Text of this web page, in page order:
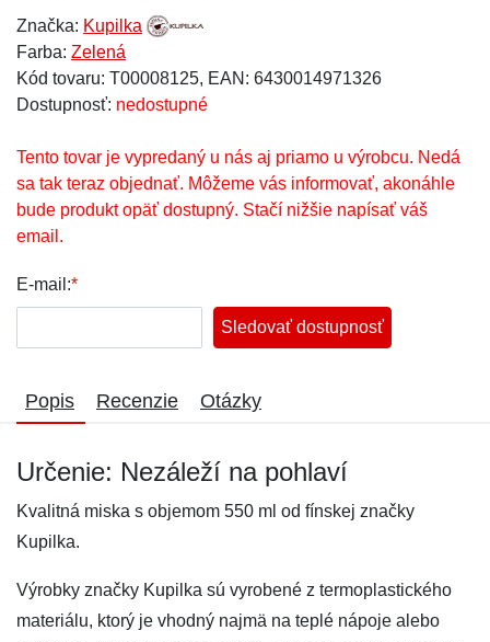
Značka: Kupilka
Farba: Zelená
Kód tovaru: T00008125, EAN: 6430014971326
Dostupnosť: nedostupné
Tento tovar je vypredaný u nás aj priamo u výrobcu. Nedá
sa tak teraz objednať. Môžeme vás informovať, akonáhle
bude produkt opäť dostupný. Stačí nižšie napísať váš
email.
E-mail:*
Sledovať dostupnosť
Popis Recenzie Otázky
Určenie: Nezáleží na pohlaví
Kvalitná miska s objemom 550 ml od fínskej značky
Kupilka.
Výrobky značky Kupilka sú vyrobené z termoplastického
materiálu, ktorý je vhodný najmä na teplé nápoje alebo